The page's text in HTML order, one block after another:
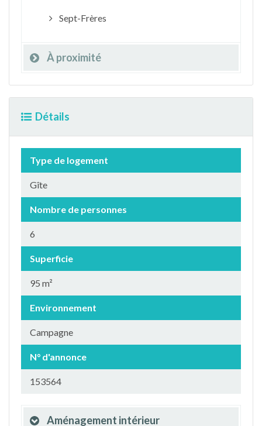
Sept-Frères
À proximité
Détails
Type de logement
Gîte
Nombre de personnes
6
Superficie
95 m²
Environnement
Campagne
N° d'annonce
153564
Aménagement intérieur